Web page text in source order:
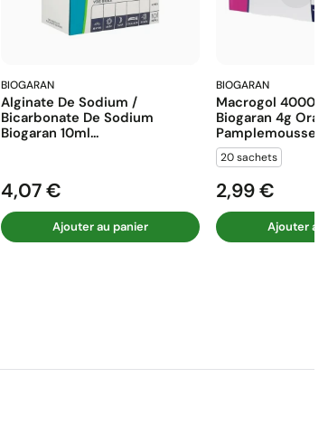
BIOGARAN
Alginate De Sodium /
Bicarbonate De Sodium
Biogaran 10ml...
Prix
4,07 €
Ajouter au panier
BIOGARAN
Macrogol 4000
Biogaran 4g
Pamplemousse...
20 sachets
Prix
2,99 €
Ajouter au